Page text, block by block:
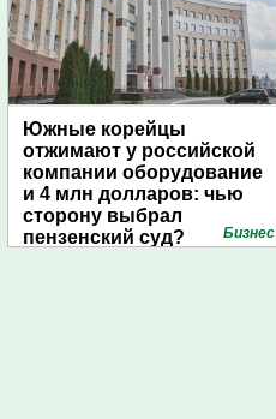
Южные корейцы
отжимают у российской
компании оборудование
и 4 млн долларов: чью
сторону выбрал
пензенский суд?
Бизнес